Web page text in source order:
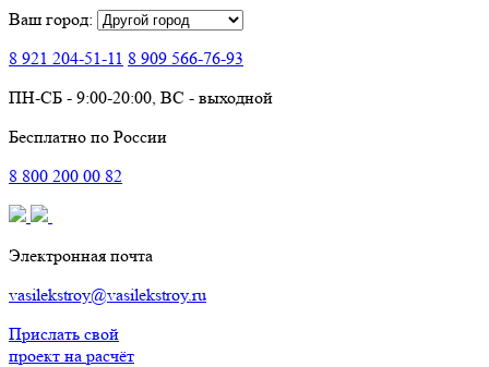
Ваш город:
8 921 204-51-11 8 909 566-76-93
ПН-СБ - 9:00-20:00, ВС - выходной
Бесплатно по России
8 800 200 00 82
Электронная почта
vasilekstroy@vasilekstroy.ru
Прислать свой
проект на расчёт